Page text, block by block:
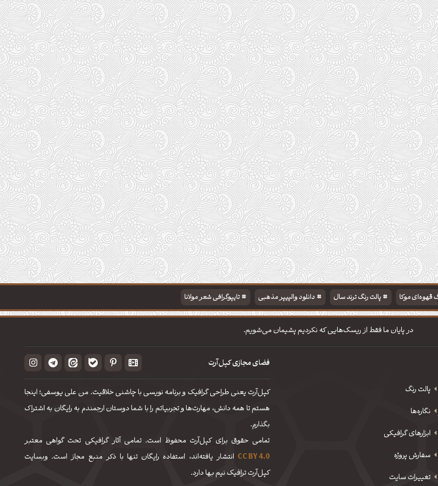
قهوه‌ای موکا پالت رنگ ترند سال دانلود والپیپر مذهبی تایپوگرافی شعر مولانا
در پایان ما فقط از ریسک‌هایی که نکردیم پشیمان می‌شویم.
پالت رنگ
نگاره‌ها
ابزارهای گرافیکی
سفارش پروژه
تغییرات سایت
فضای مجازی کپل‌آرت
کپل‌آرت یعنی طراحی گرافیک و برنامه نویسی با چاشنی خلاقیت. من علی یوسفی؛ اینجا
هستم تا همه دانش، مهارت‌‌ها و تجربیاتم را با شما دوستان ارجمندم به رایگان به اشتراک
بگذارم.
تمامی حقوق برای کپل‌آرت محفوظ است. تمامی آثار گرافیکی تحت گواهی معتبر
CC BY 4.0 انتشار یافته‌اند، استفاده رایگان تنها با ذکر منبع مجاز است. وبسایت
کپل‌آرت ترافیک نیم بها دارد.